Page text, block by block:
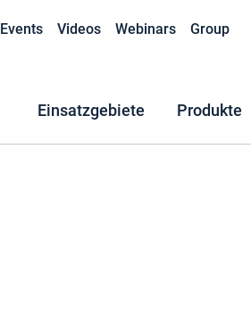
Events Videos Webinars Group
Einsatzgebiete Produkte